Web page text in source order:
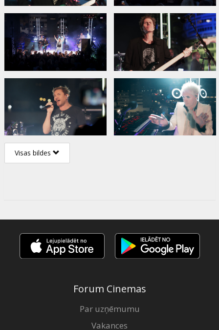
Visas bildes
Forum Cinemas
Par uzņēmumu
Vakances